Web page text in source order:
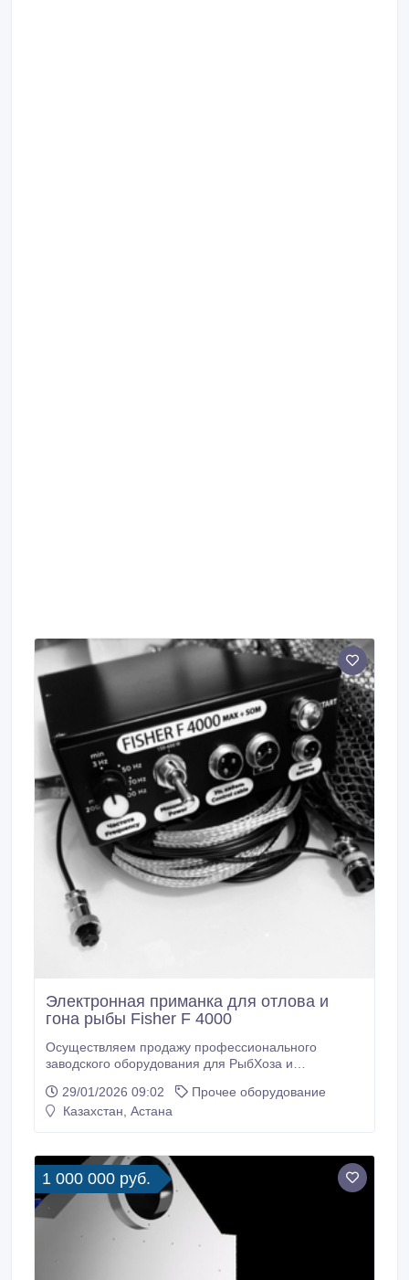
Электронная приманка для отлова и
гона рыбы Fisher F 4000
Осуществляем продажу профессионального
заводского оборудования для РыбХоза и
в полной комплектации Здравствуйте! В Наличии !
Электронные приманки Fisher Predator Электрогоны
29/01/2026 09:02
Прочее оборудование
Казахстан, Астана
1 000 000 руб.